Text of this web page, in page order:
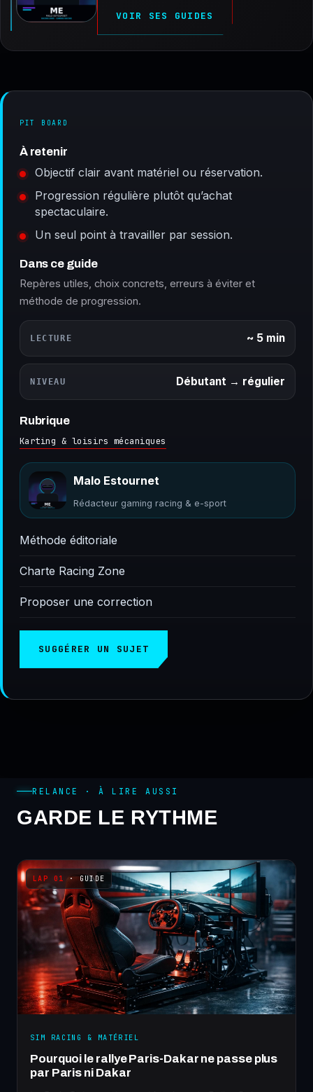
VOIR SES GUIDES
PIT BOARD
À retenir
Objectif clair avant matériel ou réservation.
Progression régulière plutôt qu’achat
spectaculaire.
Un seul point à travailler par session.
Dans ce guide
Repères utiles, choix concrets, erreurs à éviter et
méthode de progression.
LECTURE ~ 5 min
NIVEAU Débutant → régulier
Rubrique
Karting & loisirs mécaniques
Malo Estournet
Rédacteur gaming racing & e-sport
Méthode éditoriale
Charte Racing Zone
Proposer une correction
SUGGÉRER UN SUJET
RELANCE · À LIRE AUSSI
GARDE LE RYTHME
· GUIDE
SIM RACING & MATÉRIEL
Pourquoi le rallye Paris-Dakar ne passe plus
par Paris ni Dakar